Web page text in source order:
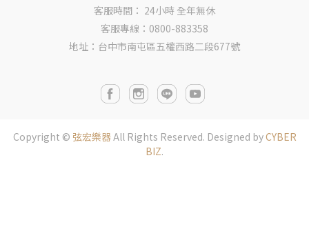
客服時間： 24小時 全年無休
客服專線：0800-883358
地址：台中市南屯區五權西路二段677號
Copyright © 弦宏樂器All Rights Reserved. Designed byCYBER
BIZ.